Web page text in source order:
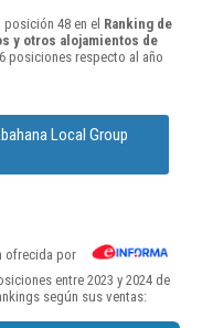
posición 48 en el Ranking de
y otros alojamientos de
posiciones respecto al año
Local Group
ofrecida por
entre 2023 y 2024 de
según sus ventas: